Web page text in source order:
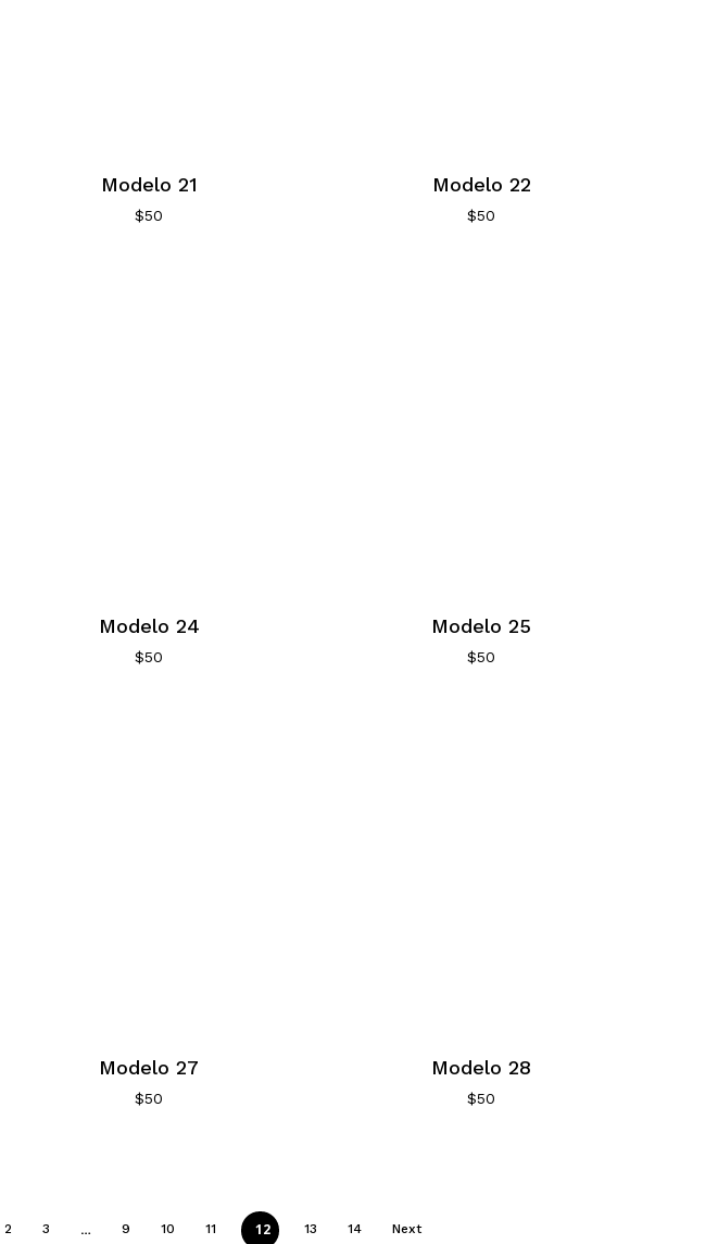
Modelo 21
$50
Modelo 22
$50
Modelo 24
$50
Modelo 25
$50
Modelo 27
$50
Modelo 28
$50
2 3 … 9 10 11 12 13 14 Next